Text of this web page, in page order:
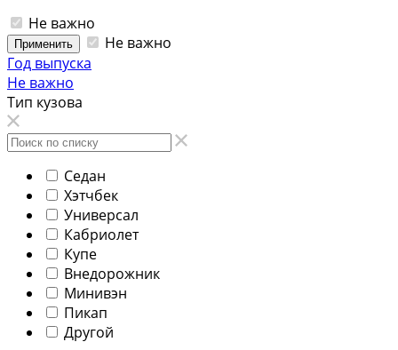
Не важно
Применить
Не важно
Год выпуска
Не важно
Тип кузова
Седан
Хэтчбек
Универсал
Кабриолет
Купе
Внедорожник
Минивэн
Пикап
Другой